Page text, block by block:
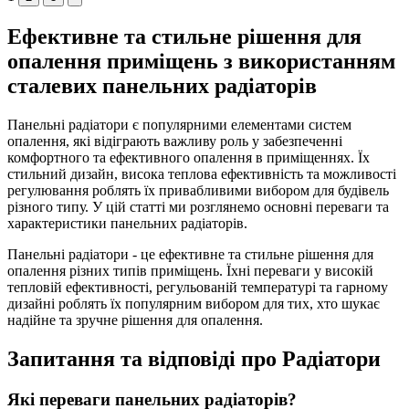
Ефективне та стильне рішення для
опалення приміщень з використанням
сталевих панельних радіаторів
Панельні радіатори є популярними елементами систем
опалення, які відіграють важливу роль у забезпеченні
комфортного та ефективного опалення в приміщеннях. Їх
стильний дизайн, висока теплова ефективність та можливості
регулювання роблять їх привабливими вибором для будівель
різного типу. У цій статті ми розглянемо основні переваги та
характеристики панельних радіаторів.
Панельні радіатори - це ефективне та стильне рішення для
опалення різних типів приміщень. Їхні переваги у високій
тепловій ефективності, регульованій температурі та гарному
дизайні роблять їх популярним вибором для тих, хто шукає
надійне та зручне рішення для опалення.
Запитання та відповіді про Радіатори
Які переваги панельних радіаторів?